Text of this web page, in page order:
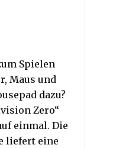
Spielen
Maus und
dazu?
Zero“
einmal. Die
liefert eine